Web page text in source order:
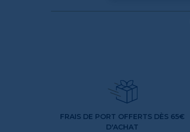
FRAIS DE PORT OFFERTS DÈS 65€
D'ACHAT